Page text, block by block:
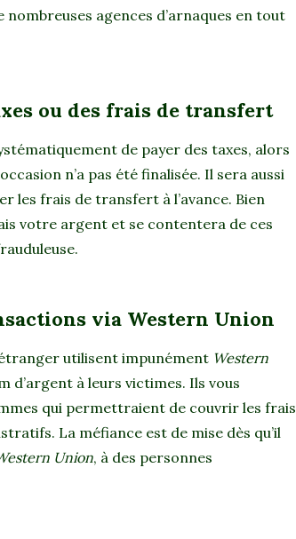
nombreuses agences d’arnaques en tout
ou des frais de transfert
de payer des taxes, alors
n’a pas été finalisée. Il sera aussi
les frais de transfert à l’avance. Bien
votre argent et se contentera de ces
via Western Union
utilisent impunément Western
d’argent à leurs victimes. Ils vous
qui permettraient de couvrir les frais
La méfiance est de mise dès qu’il
Union, à des personnes